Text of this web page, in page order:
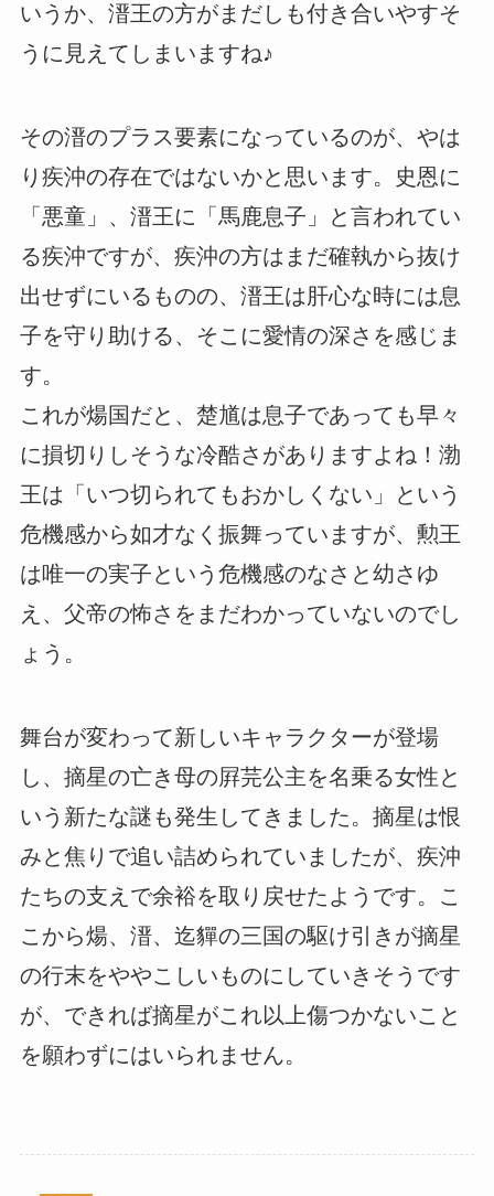
いうか、溍王の方がまだしも付き合いやすそ
うに見えてしまいますね♪
その溍のプラス要素になっているのが、やは
り疾沖の存在ではないかと思います。史恩に
「悪童」、溍王に「馬鹿息子」と言われてい
る疾沖ですが、疾沖の方はまだ確執から抜け
出せずにいるものの、溍王は肝心な時には息
子を守り助ける、そこに愛情の深さを感じま
す。
これが煬国だと、楚馗は息子であっても早々
に損切りしそうな冷酷さがありますよね！渤
王は「いつ切られてもおかしくない」という
危機感から如才なく振舞っていますが、勲王
は唯一の実子という危機感のなさと幼さゆ
え、父帝の怖さをまだわかっていないのでし
ょう。
舞台が変わって新しいキャラクターが登場
し、摘星の亡き母の屛芫公主を名乗る女性と
いう新たな謎も発生してきました。摘星は恨
みと焦りで追い詰められていましたが、疾沖
たちの支えで余裕を取り戻せたようです。こ
こから煬、溍、迄貚の三国の駆け引きが摘星
の行末をややこしいものにしていきそうです
が、できれば摘星がこれ以上傷つかないこと
を願わずにはいられません。